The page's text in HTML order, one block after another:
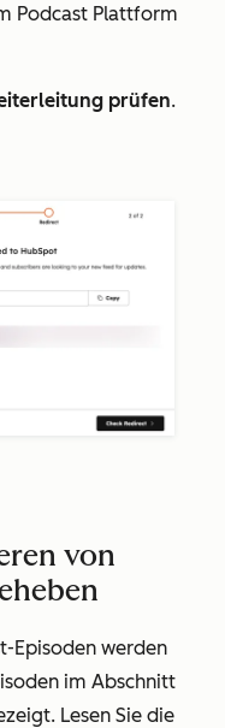
Podcast Plattform
prüfen.
von
Episoden werden
im Abschnitt
Lesen Sie die